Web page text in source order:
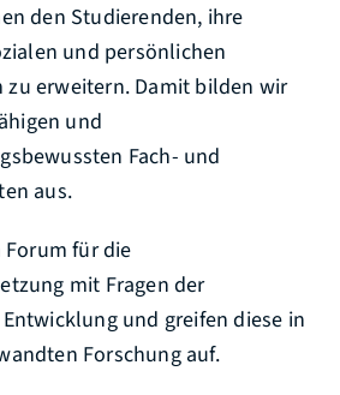
den Studierenden, ihre
und persönlichen
zu erweitern. Damit bilden wir
und
Fach- und
aus.
für die
mit Fragen der
und greifen diese in
Forschung auf.